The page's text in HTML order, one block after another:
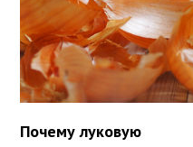
Почему луковую